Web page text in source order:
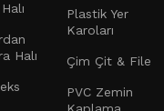
Halı
Plastik Yer
Karoları
Çim Çit & File
PVC Zemin